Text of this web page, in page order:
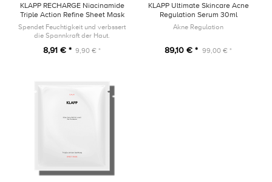
KLAPP RECHARGE Niacinamide
Triple Action Refine Sheet Mask
1 Stück
Spendet Feuchtigkeit und verbssert
die Spannkraft der Haut.
8,91 € * 9,90 € *
KLAPP Ultimate Skincare Acne
Regulation Serum 30ml
Akne Regulation
89,10 € * 99,00 € *